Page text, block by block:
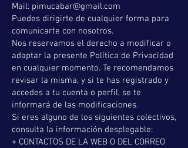
Mail: pimucabar@gmail.com
Puedes dirigirte de cualquier forma para
comunicarte con nosotros.
Nos reservamos el derecho a modificar o
adaptar la presente Política de Privacidad
en cualquier momento. Te recomendamos
revisar la misma, y si te has registrado y
accedes a tu cuenta o perfil, se te
informará de las modificaciones.
Si eres alguno de los siguientes colectivos,
consulta la información desplegable:
+ CONTACTOS DE LA WEB O DEL CORREO